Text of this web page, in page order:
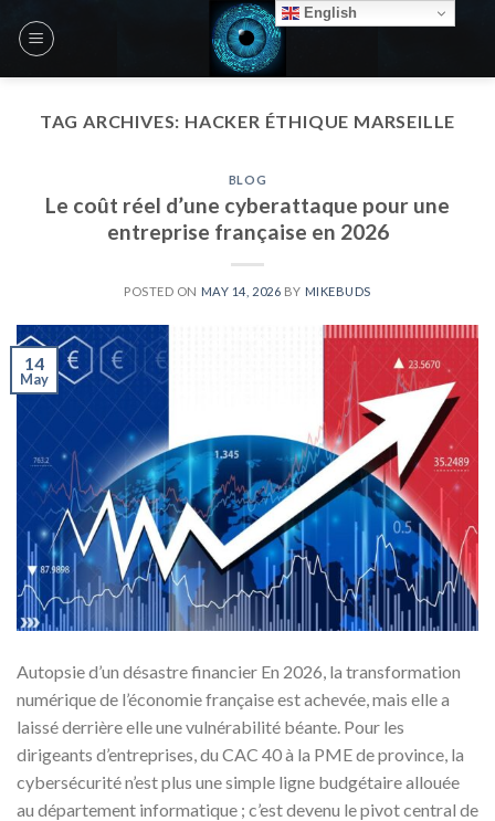
TAG ARCHIVES: HACKER ÉTHIQUE MARSEILLE
BLOG
Le coût réel d’une cyberattaque pour une
entreprise française en 2026
POSTED ON MAY 14, 2026 BY MIKEBUDS
14
May
Autopsie d’un désastre financier En 2026, la transformation
numérique de l’économie française est achevée, mais elle a
laissé derrière elle une vulnérabilité béante. Pour les
dirigeants d’entreprises, du CAC 40 à la PME de province, la
cybersécurité n’est plus une simple ligne budgétaire allouée
au département informatique ; c’est devenu le pivot central de
English